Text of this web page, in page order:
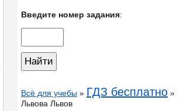
Введите номер задания:
Всё для учебы » ГДЗ бесплатно »
Львова Львов